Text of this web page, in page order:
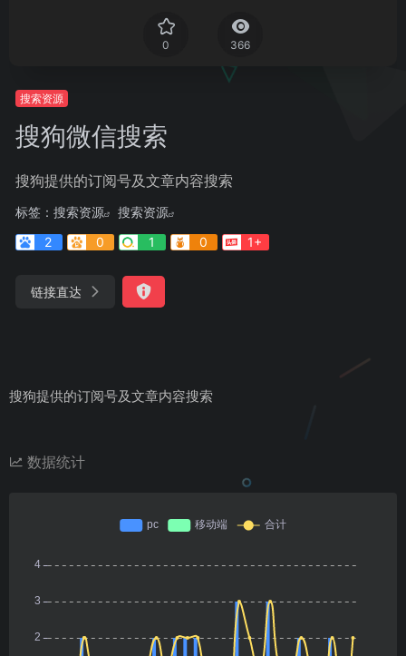
0 366
搜索资源
搜狗微信搜索
搜狗提供的订阅号及文章内容搜索
标签： 搜索资源
搜索资源
2
0 1 0 1+
链接直达
搜狗提供的订阅号及文章内容搜索
数据统计